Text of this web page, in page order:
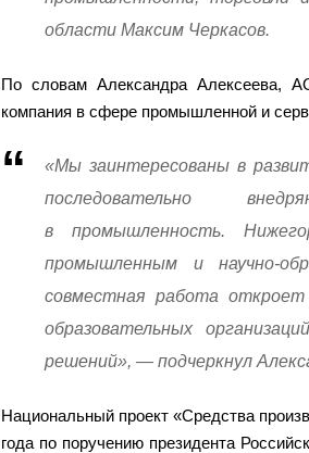
области Максим Черкасов.
По словам Александра Алексеева,
компания в сфере промышленной и
«Мы заинтересованы в
последовательно
в промышленность.
промышленным и научно-
совместная работа
образовательных
решений», — подчеркнул
Национальный проект «Средства
года по поручению президента